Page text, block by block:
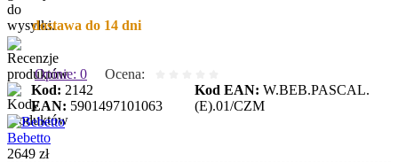
dostawa do 14 dni
Opinie: 0
Ocena:
Kod: 2142
EAN: 5901497101063
Kod EAN: W.BEB.PASCAL.
(E).01/CZM
Bebetto
2649 zł